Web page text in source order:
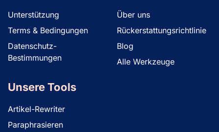
Unterstützung
Terms & Bedingungen
Datenschutz-
Bestimmungen
Über uns
Rückerstattungsrichtlinie
Blog
Alle Werkzeuge
Unsere Tools
Artikel-Rewriter
Paraphrasieren